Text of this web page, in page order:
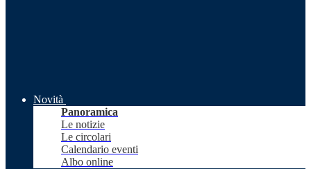
Novità
Panoramica
Le notizie
Le circolari
Calendario eventi
Albo online